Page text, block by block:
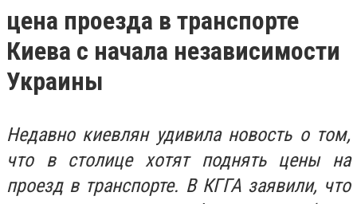
цена проезда в транспорте
Киева с начала независимости
Украины
Недавно киевлян удивила новость о том,
что в столице хотят поднять цены на
проезд в транспорте. В КГГА заявили, что